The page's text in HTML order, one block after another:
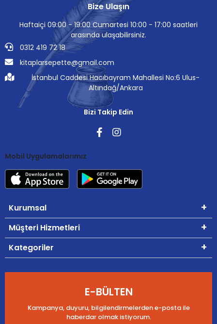
Bize Ulaşın
Haftaiçi 09:00 - 19:00 Cumartesi 10:00 - 17:00 saatleri
arasında ulaşabilirsiniz.
0312 419 72 18
kitaplarsepette@gmail.com
İstanbul Caddesi Hacıbayram Mahallesi No:6 Ulus-
Altındağ/Ankara
Bizi Takip Edin
Mobil Uygulamalarımız
Kurumsal
Müşteri Hizmetleri
Kategoriler
E-BÜLTEN
Kampanya, duyuru, bilgilendirmelerden e-posta ile
haberdar olmak istiyorum.